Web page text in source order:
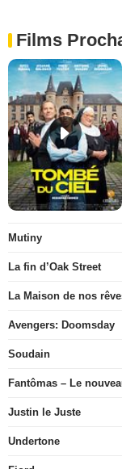
Films
Mutiny
La fin d’Oak Street
La Maison de nos
Avengers: Doomsday
Soudain
Fantômas – Le
Justin le Juste
Undertone